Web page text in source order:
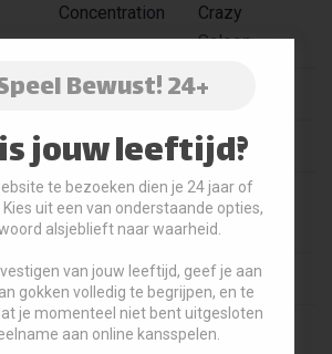
Concentration
Crazy
Saloon
Double Gum Double Jack
Find Fast Find It 2
Free Me Fun2One
Galaxy Get 4
Girls vs Boys
Harten
Bewust! 24+
jouw leeftijd?
te bezoeken dien je 24 jaar of
uit een van onderstaande opties,
alsjeblieft naar waarheid.
van jouw leeftijd, geef je aan
gokken volledig te begrijpen, en te
je momenteel niet bent uitgesloten
aan online kansspelen.